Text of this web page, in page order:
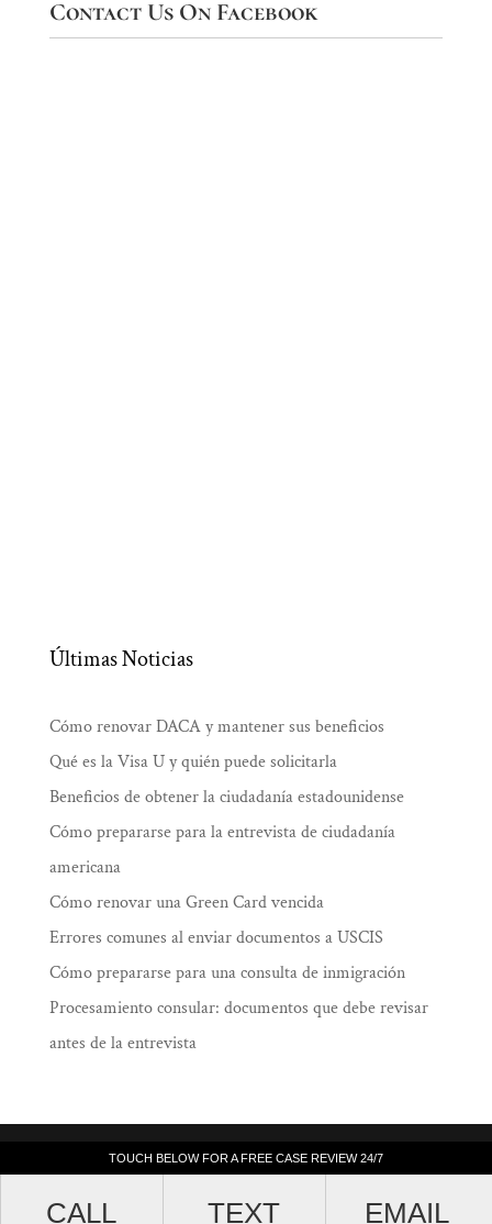
TOUCH BELOW FOR A FREE CASE REVIEW 24/7
CALL TEXT EMAIL
Contact Us On Facebook
Últimas Noticias
Cómo renovar DACA y mantener sus beneficios
Qué es la Visa U y quién puede solicitarla
Beneficios de obtener la ciudadanía estadounidense
Cómo prepararse para la entrevista de ciudadanía
americana
Cómo renovar una Green Card vencida
Errores comunes al enviar documentos a USCIS
Cómo prepararse para una consulta de inmigración
Procesamiento consular: documentos que debe revisar
antes de la entrevista
Law Offices of Ramiro J. Lluis, 205 South
TOUCH BELOW FOR A FREE CASE REVIEW 24/7
CALL TEXT EMAIL